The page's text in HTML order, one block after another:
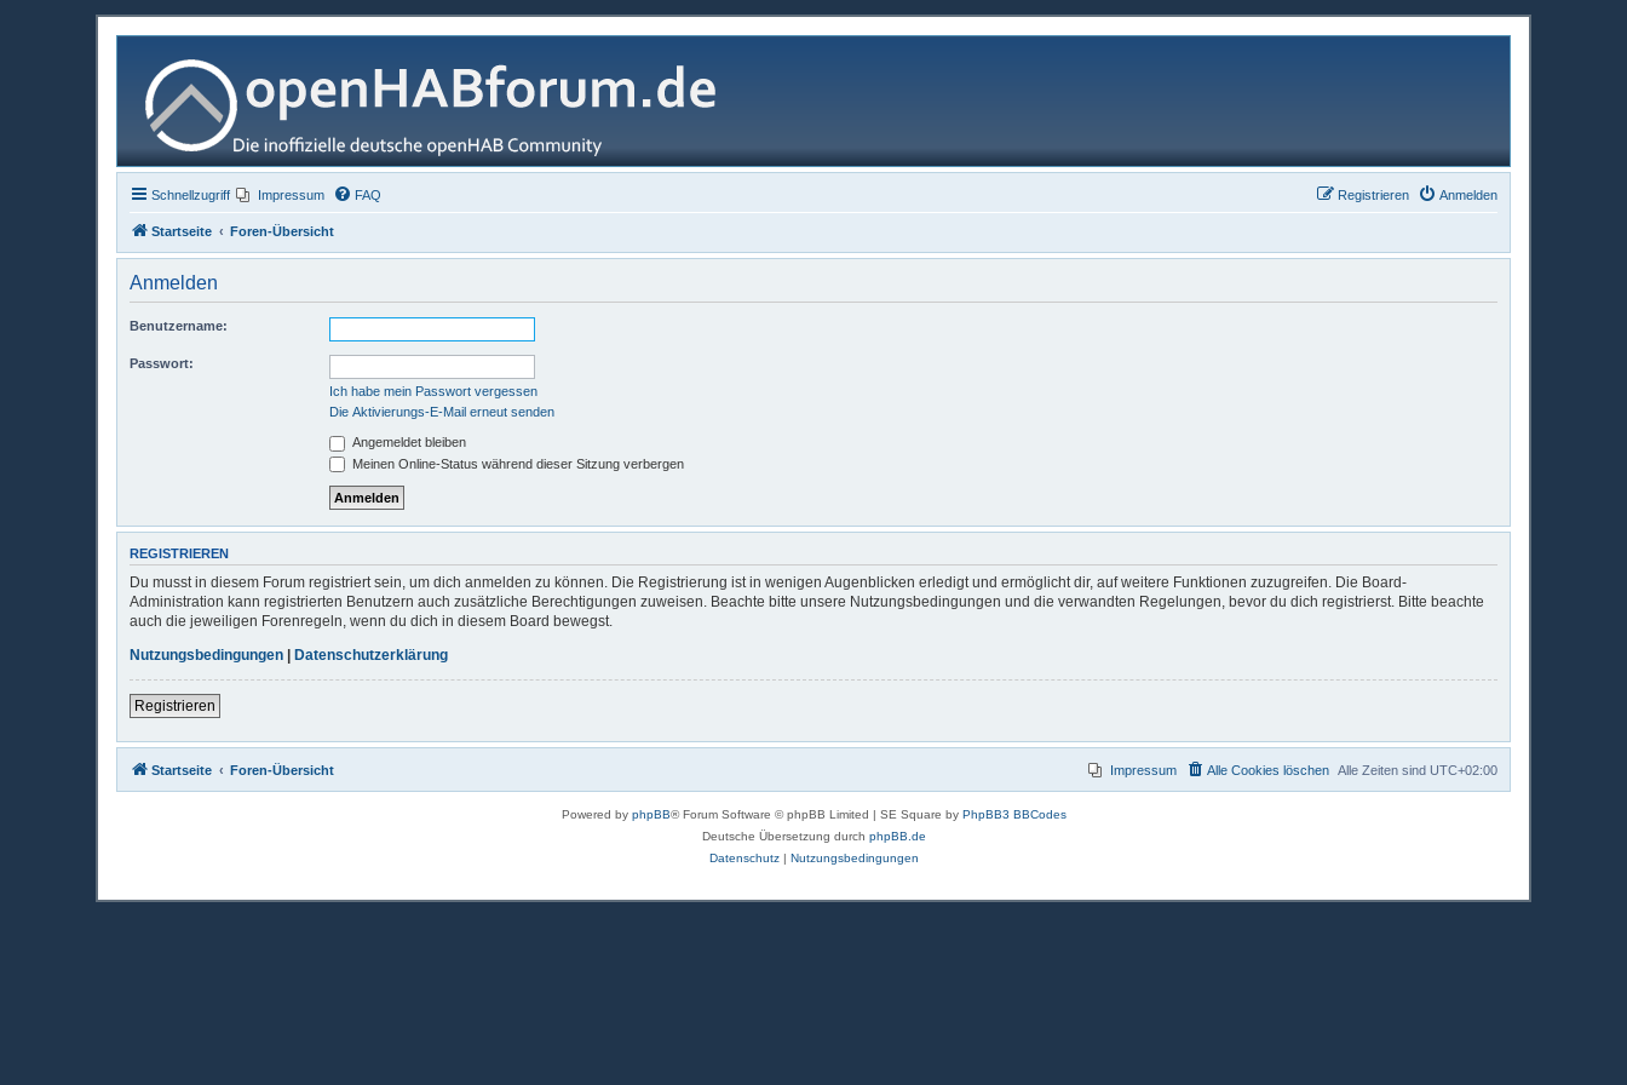
Schnellzugriff Impressum FAQ Anmelden
Registrieren
Startseite Foren-Übersicht
Anmelden
Benutzername:
Passwort:
Ich habe mein Passwort vergessen
Die Aktivierungs-E-Mail erneut senden
Angemeldet bleiben
Meinen Online-Status während dieser Sitzung verbergen
REGISTRIEREN
Du musst in diesem Forum registriert sein, um dich anmelden zu können. Die Registrierung ist in wenigen Augenblicken erledigt und ermöglicht dir, auf weitere Funktionen zuzugreifen. Die Board-
Administration kann registrierten Benutzern auch zusätzliche Berechtigungen zuweisen. Beachte bitte unsere Nutzungsbedingungen und die verwandten Regelungen, bevor du dich registrierst. Bitte beachte
auch die jeweiligen Forenregeln, wenn du dich in diesem Board bewegst.
Nutzungsbedingungen | Datenschutzerklärung
Registrieren
Startseite Foren-Übersicht Alle Zeiten sind UTC+02:00
Alle Cookies löschen
Impressum
Powered by phpBB® Forum Software © phpBB Limited | SE Square by PhpBB3 BBCodes
Deutsche Übersetzung durch phpBB.de
Datenschutz| Nutzungsbedingungen